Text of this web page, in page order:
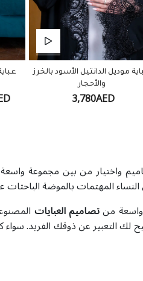
موديل الدانتيل الأسود بالخرز
والأحجار
3,780AED
واختيار من بين مجموعة
المهتمات بالموضة الباحثات
واسعة منتصاميم العبايات
لك التعبير عن ذوقك الفريد.